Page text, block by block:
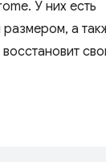
У них есть
размером, а